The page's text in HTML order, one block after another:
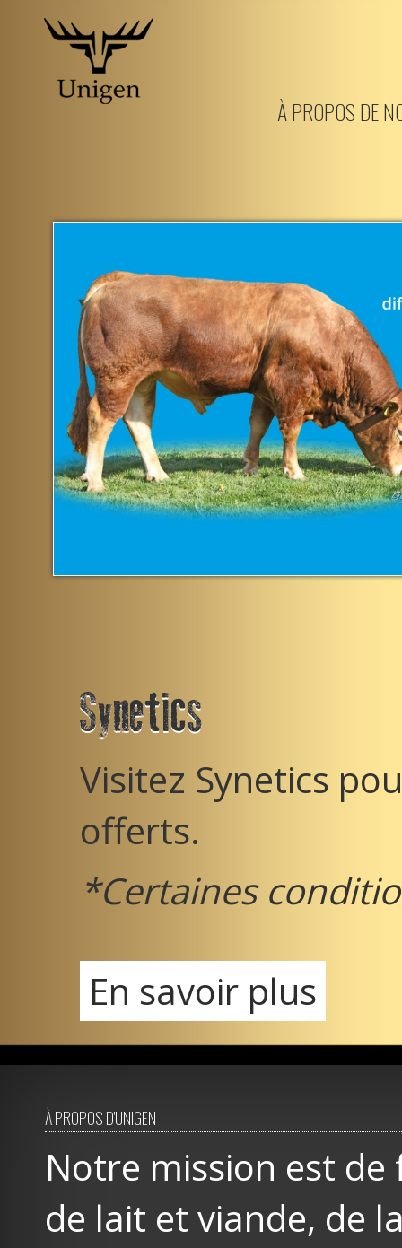
Aller
À PROPOS DE
Synetics
Visitez Synetics
offerts.
*Certaines
En savoir plus
À PROPOS D'UNIGEN
Notre mission est
de lait et viande, de